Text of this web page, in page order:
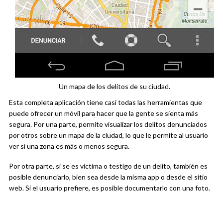
Un mapa de los delitos de su ciudad.
Esta completa aplicación tiene casi todas las herramientas que
puede ofrecer un móvil para hacer que la gente se sienta más
segura. Por una parte, permite visualizar los delitos denunciados
por otros sobre un mapa de la ciudad, lo que le permite al usuario
ver si una zona es más o menos segura.
Por otra parte, si se es víctima o testigo de un delito, también es
posible denunciarlo, bien sea desde la misma app o desde el sitio
web. Si el usuario prefiere, es posible documentarlo con una foto.